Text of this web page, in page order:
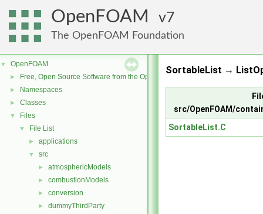
OpenFOAM 7
The OpenFOAM Foundation
▼ OpenFOAM
► Free, Open Source Software from the OpenFOAM Foundation
► Namespaces
► Classes
▼ Files
▼ File List
► applications
▼ src
► atmosphericModels
► combustionModels
► conversion
► dummyThirdParty
SortableList →
src/OpenFOAM/
SortableList.C